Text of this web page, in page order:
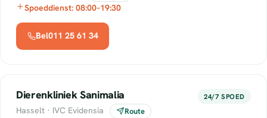
Spoeddienst: 08:00–19:30
Bel011 25 61 34
Dierenkliniek Sanimalia 24/7 SPOED
Hasselt · IVC Evidensia Route